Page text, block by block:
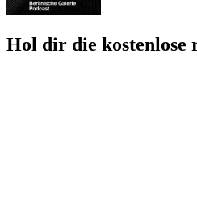
Hol dir die kostenlose